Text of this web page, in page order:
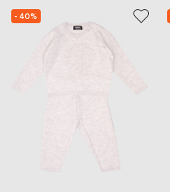
- 40%